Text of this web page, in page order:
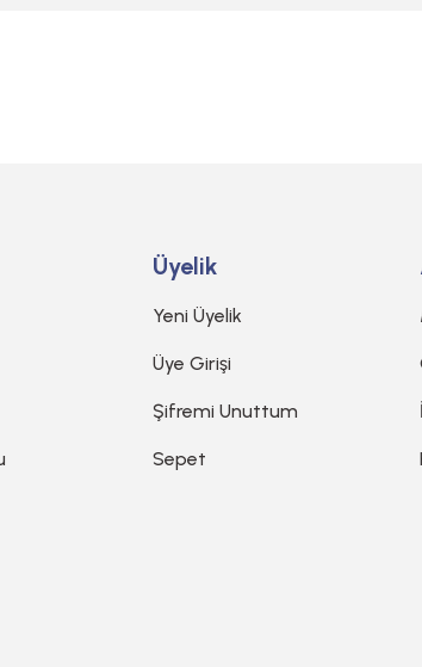
Üyelik
Yeni Üyelik
Üye Girişi
Şifremi Unuttum
Sepet